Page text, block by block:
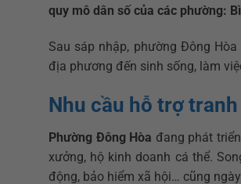
quy mô dân số của các phường:
Sau sáp nhập, phường Đông
địa phương đến sinh sống, làm
Nhu cầu hỗ trợ
Phường Đông Hòa đang phát
xưởng, hộ kinh doanh cá thể.
động, bảo hiểm xã hội… cũng